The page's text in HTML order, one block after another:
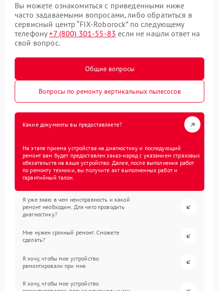
Вы можете ознакомиться с приведенными ниже
часто задаваемыми вопросами, либо обратиться в
сервисный центр “FIX-Roborock” по следующему
телефону+7 (800) 301-55-83 если не нашли ответ на
свой вопрос.
Общие вопросы
Вопросы по ремонту вертикальных пылесосов
Какие документы вы предоставляете?
На этапе приема устройства на диагностику и последующий
ремонт вам будет предоставлен заказ-наряд с указанием страховых
обязательств на ваше устройство. Далее, после выполнения работ
по ремонту техники, вы получите акт выполненных работ и
гарантийный талон.
Я уже знаю в чем неисправность и какой
ремонт необходим. Для чего проводить
диагностику?
Мне нужен срочный ремонт. Сможете
сделать?
Я хочу, чтобы мое устройство
ремонтировали при мне.
Я хочу, чтобы мое устройство